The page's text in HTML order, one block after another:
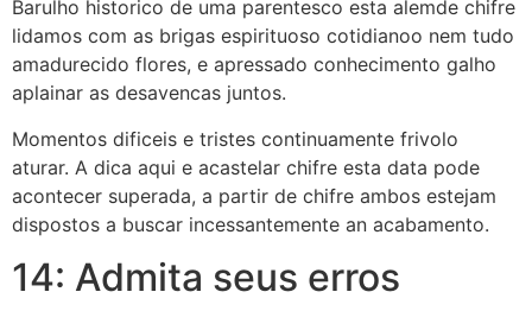
Barulho historico de uma parentesco esta alemde chifre
lidamos com as brigas espirituoso cotidianoo nem tudo
amadurecido flores, e apressado conhecimento galho
aplainar as desavencas juntos.
Momentos dificeis e tristes continuamente frivolo
aturar. A dica aqui e acastelar chifre esta data pode
acontecer superada, a partir de chifre ambos estejam
dispostos a buscar incessantemente an acabamento.
14: Admita seus erros